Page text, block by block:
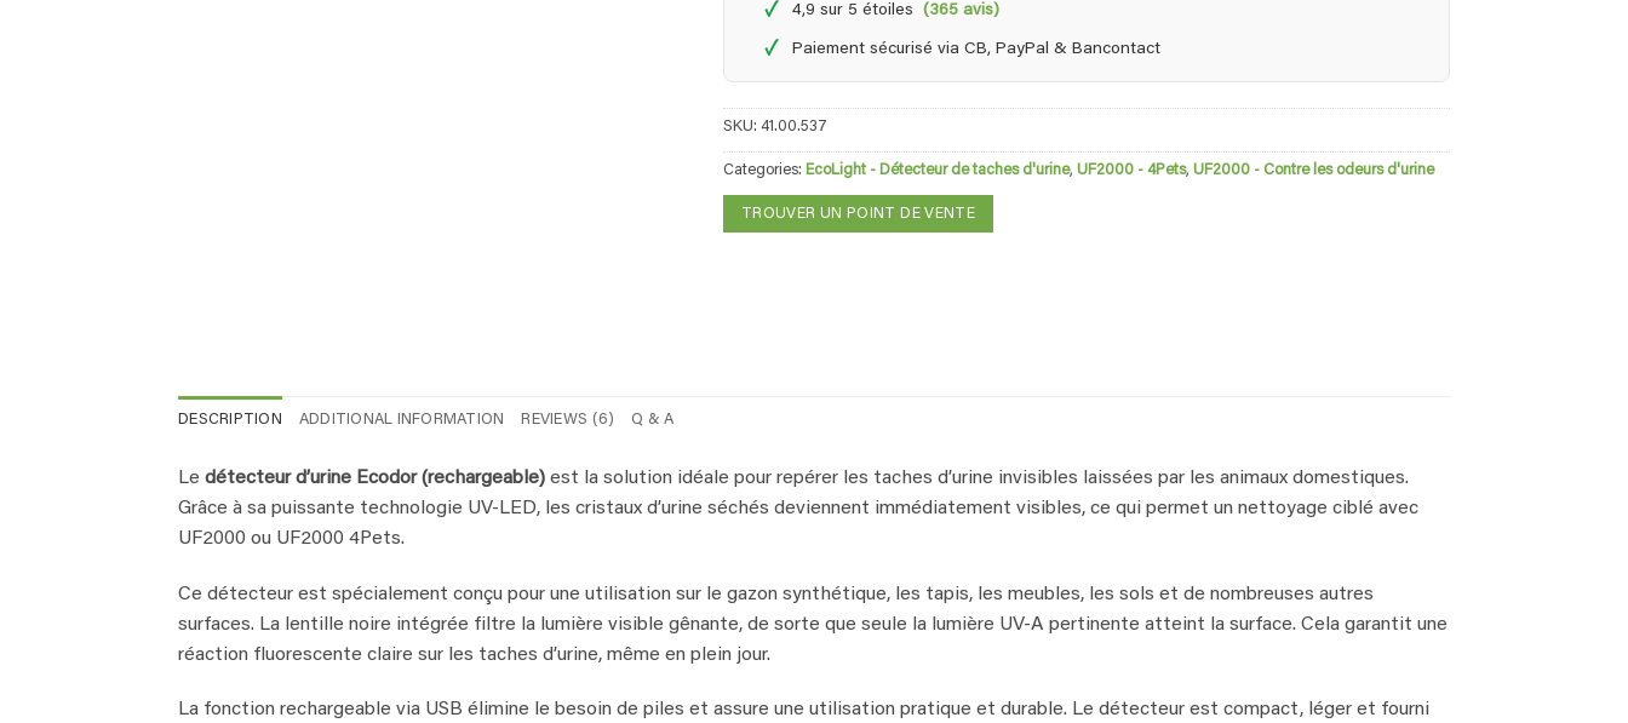
✓ 4,9 sur 5 étoiles(365 avis)
✓ Paiement sécurisé via CB, PayPal & Bancontact
SKU: 41.00.537
Categories: EcoLight - Détecteur de taches d'urine, UF2000 - 4Pets, UF2000 - Contre les odeurs d'urine
TROUVER UN POINT DE VENTE
DESCRIPTION ADDITIONAL INFORMATION REVIEWS (6) Q & A
Le détecteur d’urine Ecodor (rechargeable) est la solution idéale pour repérer les taches d’urine invisibles laissées par les animaux domestiques.
Grâce à sa puissante technologie UV‑LED, les cristaux d’urine séchés deviennent immédiatement visibles, ce qui permet un nettoyage ciblé avec
UF2000 ou UF2000 4Pets.
Ce détecteur est spécialement conçu pour une utilisation sur le gazon synthétique, les tapis, les meubles, les sols et de nombreuses autres
surfaces. La lentille noire intégrée filtre la lumière visible gênante, de sorte que seule la lumière UV‑A pertinente atteint la surface. Cela garantit une
réaction fluorescente claire sur les taches d’urine, même en plein jour.
La fonction rechargeable via USB élimine le besoin de piles et assure une utilisation pratique et durable. Le détecteur est compact, léger et fourni